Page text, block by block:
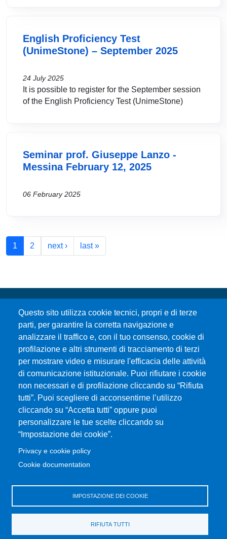
English Proficiency Test
(UnimeStone) – September 2025
24 July 2025
It is possible to register for the September session
of the English Proficiency Test (UnimeStone)
Seminar prof. Giuseppe Lanzo -
Messina February 12, 2025
06 February 2025
Pagination
1 2 next ›Next page
last »Last page
Questo sito utilizza cookie tecnici, propri e di terze
parti, per garantire la corretta navigazione e
analizzare il traffico e, con il tuo consenso, cookie di
profilazione e altri strumenti di tracciamento di terzi
per mostrare video e misurare l'efficacia delle attività
di comunicazione istituzionale. Puoi rifiutare i cookie
non necessari e di profilazione cliccando su “Rifiuta
tutti”. Puoi scegliere di acconsentirne l’utilizzo
cliccando su “Accetta tutti” oppure puoi
personalizzare le tue scelte cliccando su
“Impostazione dei cookie”.
Privacy e cookie policy
Cookie documentation
IMPOSTAZIONE DEI COOKIE
RIFIUTA TUTTI
Università degli Studi di Messina
Piazza Pugliatti, 1 - 98122 Messina
Cod. Fiscale 80004070837
P.IVA 00724160833
Centralino: 090 676 1
MENÙ SOCIAL
MENÙ FOOTER 1
Accessibility statement
Transparent administration